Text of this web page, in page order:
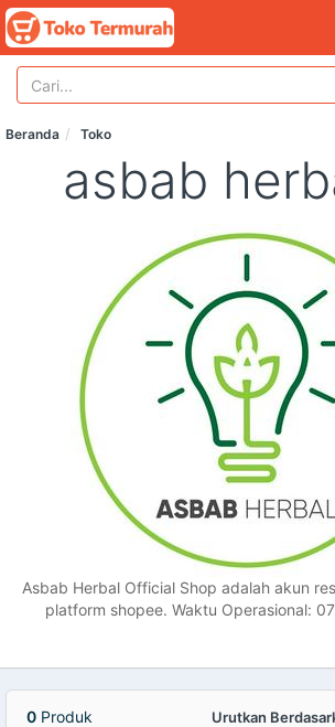
Beranda Toko
asbab
Asbab Herbal Official Shop adalah akun
platform shopee. Waktu Operasional:
0 Produk Urutkan